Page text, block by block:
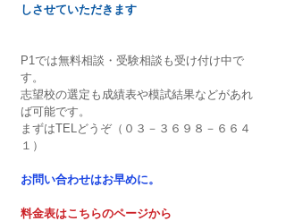
しさせていただきます
P1では無料相談・受験相談も受け付け中で
す。
志望校の選定も成績表や模試結果などがあれ
ば可能です。
まずはTELどうぞ（０３－３６９８－６６４
１）
お問い合わせはお早めに。​
料金表はこちらのページから